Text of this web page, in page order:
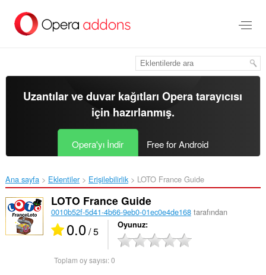
içeriğe
Uzantılar ve duvar kağıtlarıOpera tarayıcısı
için hazırlanmış.
Opera'yı İndir Free for Android
Ana sayfa Eklentiler Erişilebilirlik LOTO France Guide‎
LOTO France Guide
0010b52f-5d41-4b66-9eb0-01ec0e4de168tarafından
0.0/ 5 Oyunuz
Toplam oy sayısı:0